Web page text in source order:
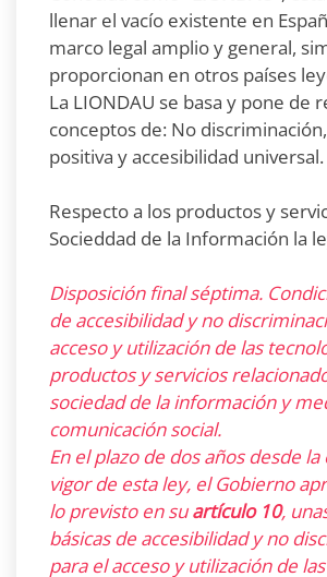
llenar el vacío existente en
marco legal amplio y general,
proporcionan en otros países
La LIONDAU se basa y pone de
conceptos de: No
positiva y accesibilidad universal.
Respecto a los productos y
Socieddad de la Información la
Disposición final séptima.
de accesibilidad y no
acceso y utilización de las
productos y servicios
sociedad de la información y
comunicación social.
En el plazo de dos años desde
vigor de esta ley, el Gobierno
lo previsto en suartículo 10,
básicas de accesibilidad y no
para el acceso y utilización de